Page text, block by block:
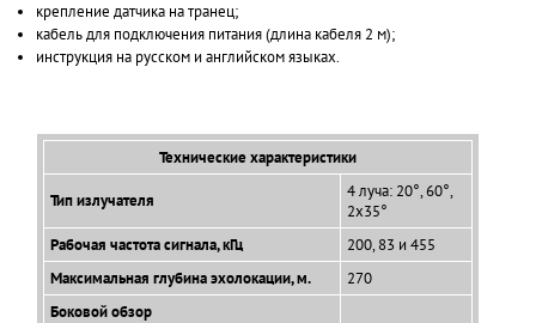
крепление датчика на транец;
кабель для подключения питания (длина кабеля 2 м);
инструкция на русском и английском языках.
Технические характеристики
Тип излучателя
4 луча: 20°, 60°,
2x35°
Рабочая частота сигнала, кГц
200, 83 и 455
Максимальная глубина эхолокации, м.
270
Боковой обзор